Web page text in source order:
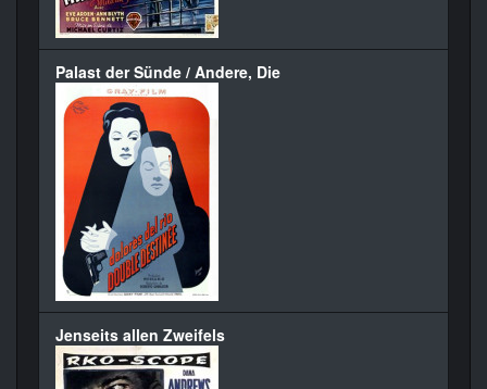
Palast der Sünde / Andere, Die
Jenseits allen Zweifels